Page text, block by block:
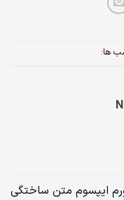
ها:
ایپسوم متن ساختگی